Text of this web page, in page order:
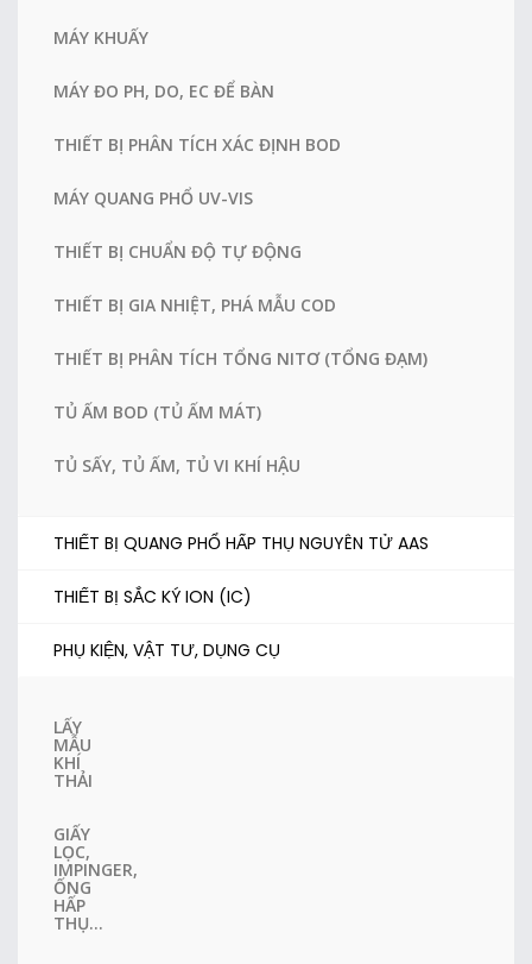
MÁY KHUẤY
MÁY ĐO PH, DO, EC ĐỂ BÀN
THIẾT BỊ PHÂN TÍCH XÁC ĐỊNH BOD
MÁY QUANG PHỔ UV-VIS
THIẾT BỊ CHUẨN ĐỘ TỰ ĐỘNG
THIẾT BỊ GIA NHIỆT, PHÁ MẪU COD
THIẾT BỊ PHÂN TÍCH TỔNG NITƠ (TỔNG ĐẠM)
TỦ ẤM BOD (TỦ ẤM MÁT)
TỦ SẤY, TỦ ẤM, TỦ VI KHÍ HẬU
THIẾT BỊ QUANG PHỔ HẤP THỤ NGUYÊN TỬ AAS
THIẾT BỊ SẮC KÝ ION (IC)
PHỤ KIỆN, VẬT TƯ, DỤNG CỤ
LẤY
MẪU
KHÍ
THẢI
GIẤY
LỌC,
IMPINGER,
ỐNG
HẤP
THỤ...